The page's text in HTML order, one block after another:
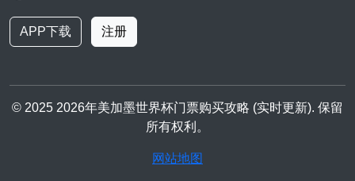
APP下载 注册
© 2025 2026年美加墨世界杯门票购买攻略 (实时更新). 保留
所有权利。
网站地图